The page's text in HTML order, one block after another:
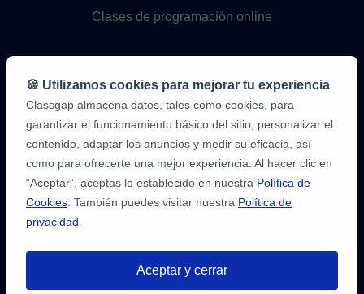
Clases de programación online
9,6/10
1,339,284
opiniones
verificadas.com
🍪 Utilizamos cookies para mejorar tu experiencia
Classgap almacena datos, tales como cookies, para
garantizar el funcionamiento básico del sitio, personalizar el
contenido, adaptar los anuncios y medir su eficacia, así
como para ofrecerte una mejor experiencia. Al hacer clic en
“Aceptar”, aceptas lo establecido en nuestra Política de
Cookies . También puedes visitar nuestra Política de
privacidad
Aceptar y cerrar